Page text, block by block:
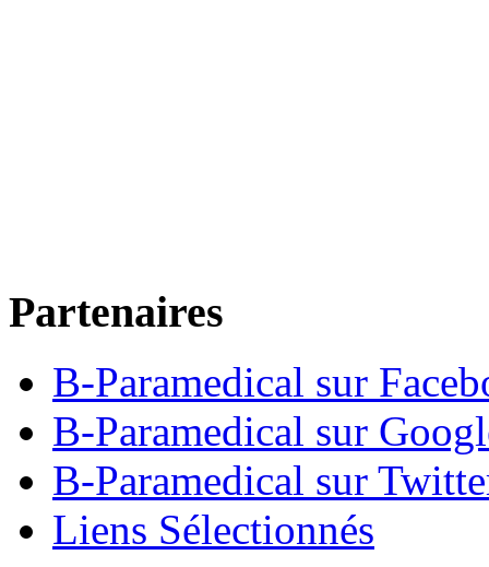
Partenaires
B-Paramedical sur
B-Paramedical sur
B-Paramedical sur
Liens Sélectionnés